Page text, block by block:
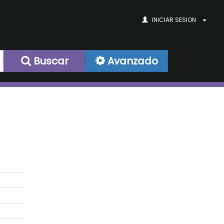
INICIAR SESION
Buscar Avanzado